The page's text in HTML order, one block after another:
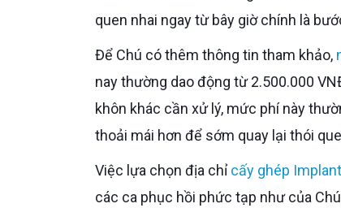
quen nhai ngay từ bây giờ chính là
Để Chú có thêm thông tin tham khảo,
nay thường dao động từ 2.500.000
khôn khác cần xử lý, mức phí này
thoải mái hơn để sớm quay lại thói
Việc lựa chọn địa chỉ cấy ghép
các ca phục hồi phức tạp như của